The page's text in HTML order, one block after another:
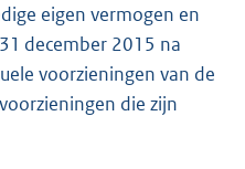
eigen vermogen en
december 2015 na
voorzieningen van de
die zijn